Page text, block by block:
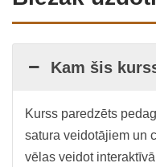
Kam šis
Kurss paredzēts
satura veidotājiem un
vēlas veidot